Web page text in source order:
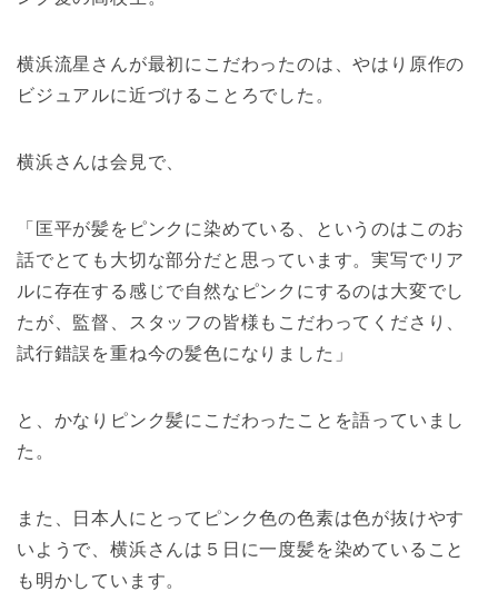
横浜流星さんが最初にこだわったのは、やはり原作の
ビジュアルに近づけることろでした。
横浜さんは会見で、
「匡平が髪をピンクに染めている、というのはこのお
話でとても大切な部分だと思っています。実写でリア
ルに存在する感じで自然なピンクにするのは大変でし
たが、監督、スタッフの皆様もこだわってくださり、
試行錯誤を重ね今の髪色になりました」
と、かなりピンク髪にこだわったことを語っていまし
た。
また、日本人にとってピンク色の色素は色が抜けやす
いようで、横浜さんは５日に一度髪を染めていること
も明かしています。